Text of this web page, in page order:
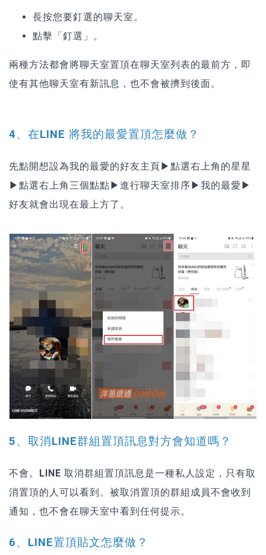
長按您要釘選的聊天室。
點擊「釘選」。
兩種方法都會將聊天室置頂在聊天室列表的最前方，即
使有其他聊天室有新訊息，也不會被擠到後面。
4、在LINE 將我的最愛置頂怎麼做？
先點開想設為我的最愛的好友主頁▶點選右上角的星星
▶點選右上角三個點點▶進行聊天室排序▶我的最愛▶
好友就會出現在最上方了。
5、取消LINE群組置頂訊息對方會知道嗎？
不會。 LINE 取消群組置頂訊息是一種私人設定，只有取
消置頂的人可以看到。 被取消置頂的群組成員不會收到
通知，也不會在聊天室中看到任何提示。
6、LINE置頂貼文怎麼做？